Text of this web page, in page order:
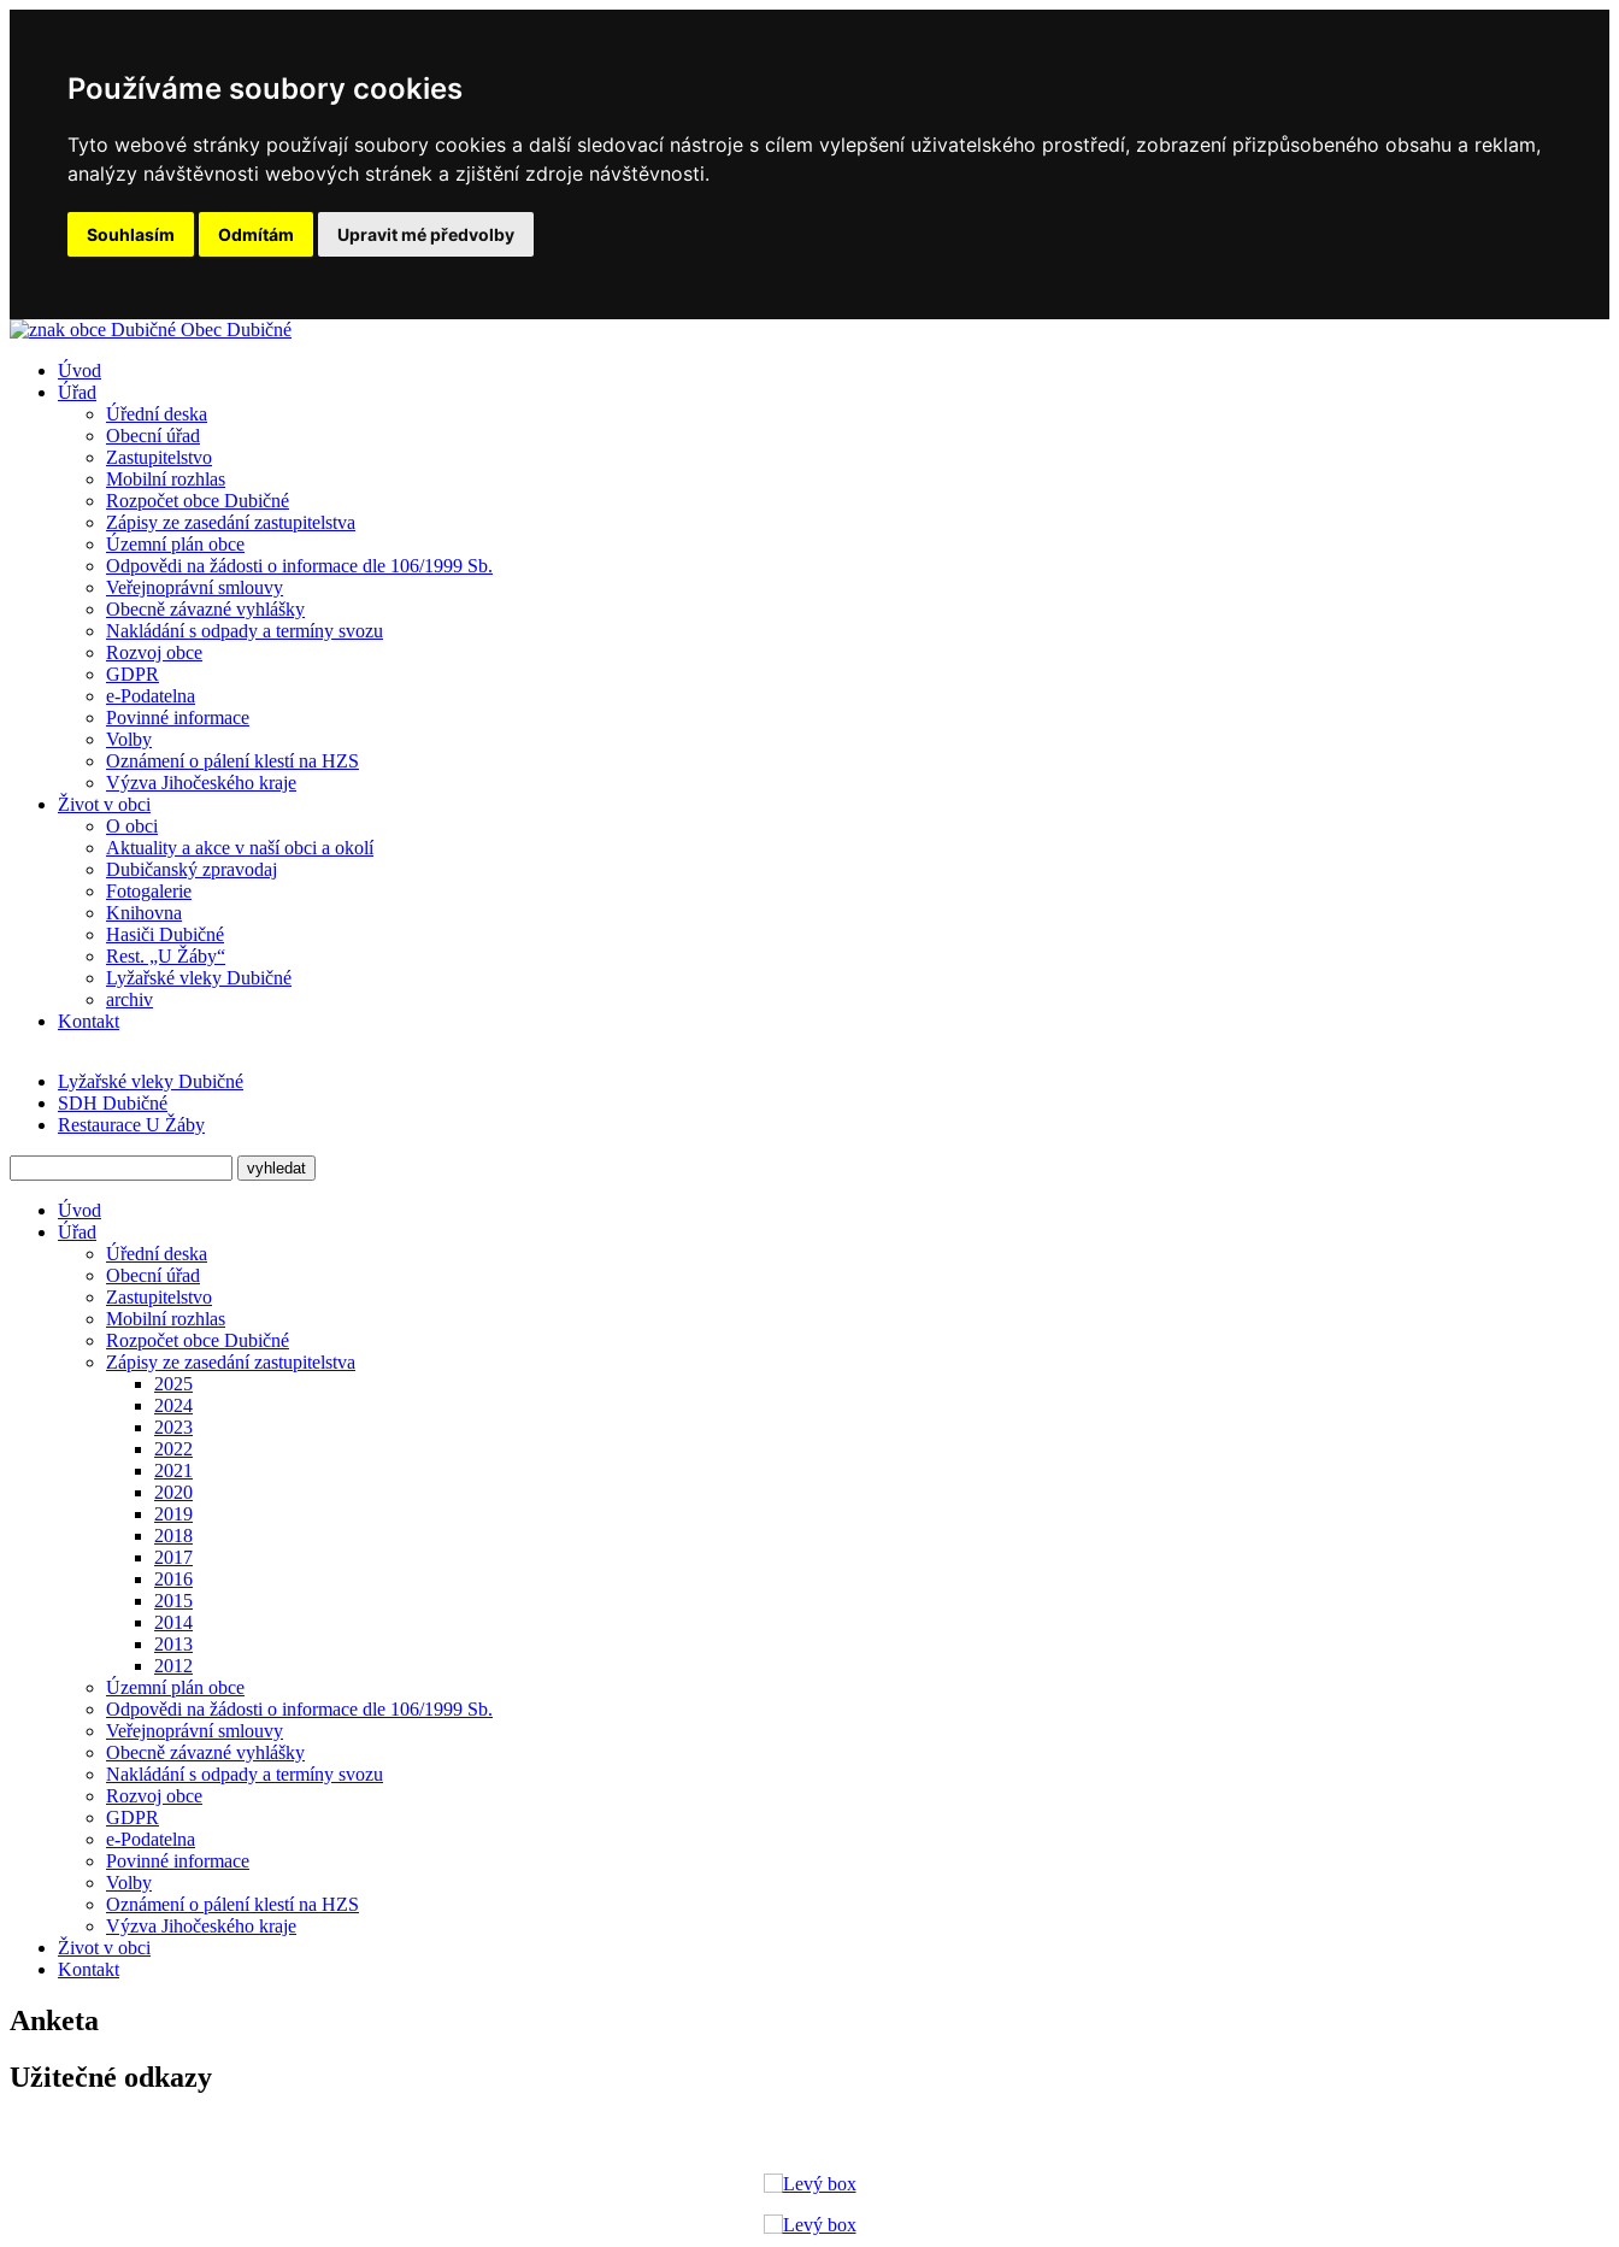
Používáme soubory cookies
Tyto webové stránky používají soubory cookies a další sledovací nástroje s cílem vylepšení uživatelského prostředí, zobrazení přizpůsobeného obsahu a reklam,
analýzy návštěvnosti webových stránek a zjištění zdroje návštěvnosti.
Souhlasím Odmítám Upravit mé předvolby
Obec Dubičné
Úvod
Úřad
Úřední deska
Obecní úřad
Zastupitelstvo
Mobilní rozhlas
Rozpočet obce Dubičné
Zápisy ze zasedání zastupitelstva
Územní plán obce
Odpovědi na žádosti o informace dle 106/1999 Sb.
Veřejnoprávní smlouvy
Obecně závazné vyhlášky
Nakládání s odpady a termíny svozu
Rozvoj obce
GDPR
e-Podatelna
Povinné informace
Volby
Oznámení o pálení klestí na HZS
Výzva Jihočeského kraje
Život v obci
O obci
Aktuality a akce v naší obci a okolí
Dubičanský zpravodaj
Fotogalerie
Knihovna
Hasiči Dubičné
Rest. „U Žáby“
Lyžařské vleky Dubičné
archiv
Kontakt
Lyžařské vleky Dubičné
SDH Dubičné
Restaurace U Žáby
Úvod
Úřad
Úřední deska
Obecní úřad
Zastupitelstvo
Mobilní rozhlas
Rozpočet obce Dubičné
Zápisy ze zasedání zastupitelstva
2025
2024
2023
2022
2021
2020
2019
2018
2017
2016
2015
2014
2013
2012
Územní plán obce
Odpovědi na žádosti o informace dle 106/1999 Sb.
Veřejnoprávní smlouvy
Obecně závazné vyhlášky
Nakládání s odpady a termíny svozu
Rozvoj obce
GDPR
e-Podatelna
Povinné informace
Volby
Oznámení o pálení klestí na HZS
Výzva Jihočeského kraje
Život v obci
Kontakt
Anketa
Užitečné odkazy